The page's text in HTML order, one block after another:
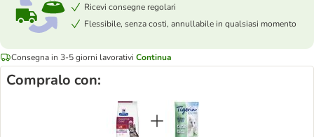
Ricevi consegne regolari
Flessibile, senza costi, annullabile in qualsiasi momento
Consegna in 3-5 giorni lavorativi Continua
Compralo con: